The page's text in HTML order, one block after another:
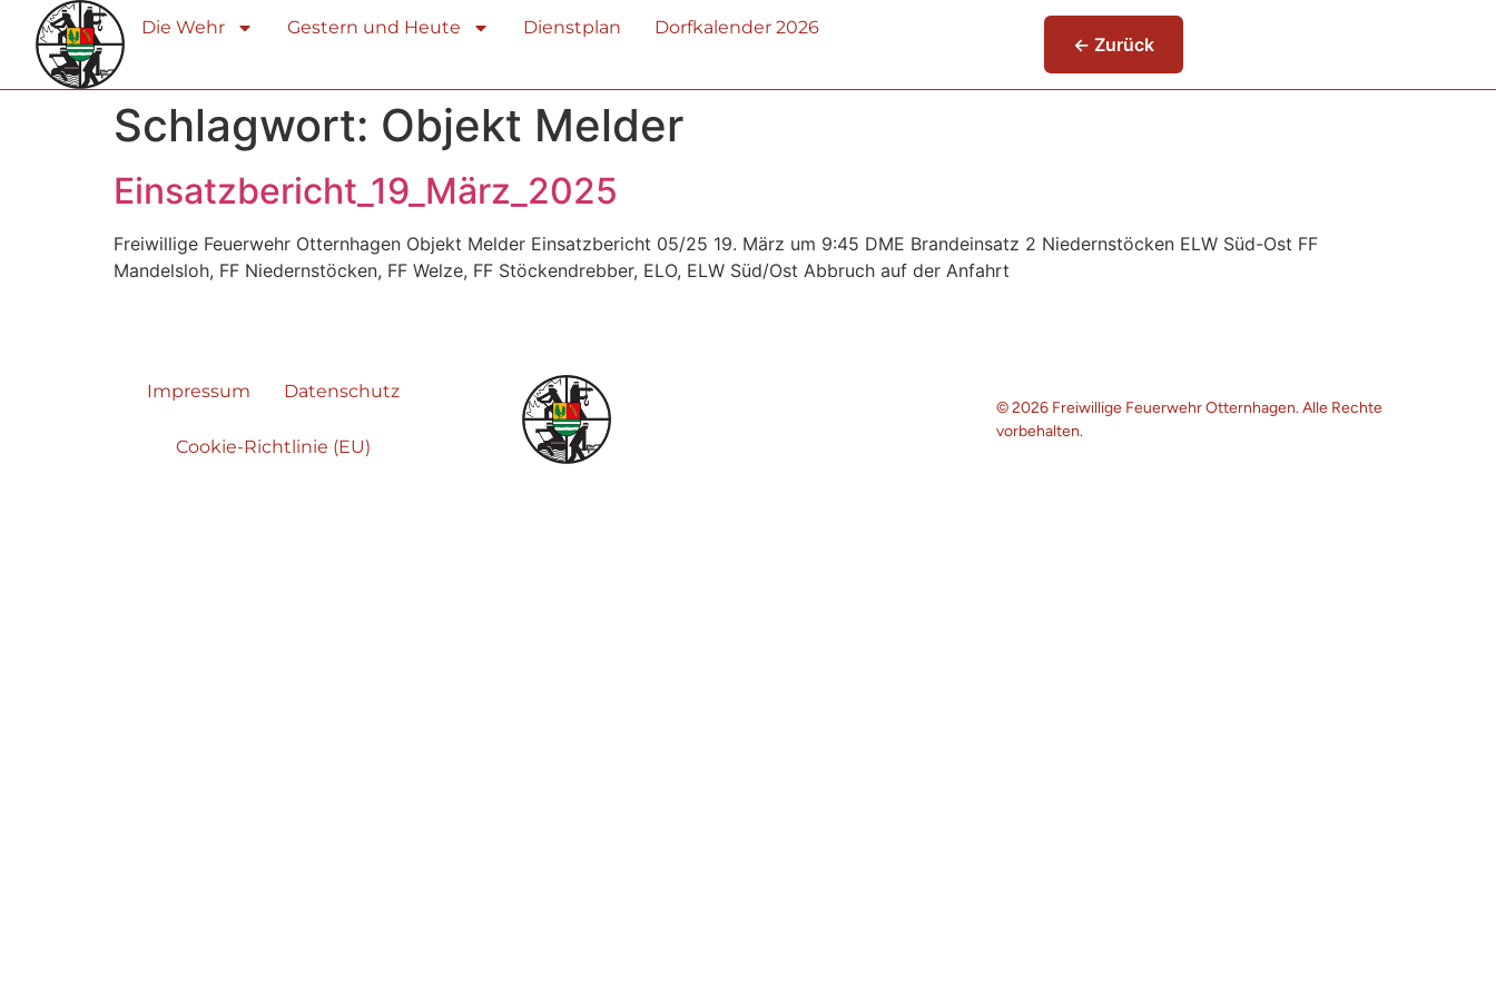
Die Wehr Gestern und Heute Dienstplan Dorfkalender 2026
← Zurück
Schlagwort: Objekt Melder
Einsatzbericht_19_März_2025
Freiwillige Feuerwehr Otternhagen Objekt Melder Einsatzbericht 05/25 19. März um 9:45 DME Brandeinsatz 2 Niedernstöcken ELW Süd-Ost FF
Mandelsloh, FF Niedernstöcken, FF Welze, FF Stöckendrebber, ELO, ELW Süd/Ost Abbruch auf der Anfahrt
Impressum Datenschutz
Cookie-Richtlinie (EU)
© 2026 Freiwillige Feuerwehr Otternhagen. Alle Rechte
vorbehalten.